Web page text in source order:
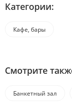
Категории:
Кафе, бары
Смотрите
Банкетный зал